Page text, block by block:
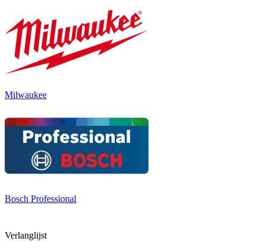
Milwaukee
Bosch Professional
Verlanglijst